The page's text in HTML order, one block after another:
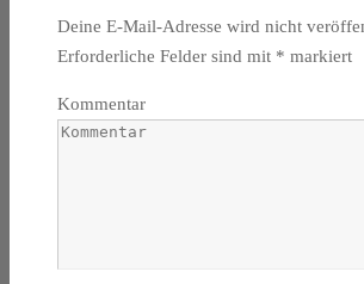
Deine E-Mail-Adresse wird nicht
Erforderliche Felder sind mit * markiert
Kommentar